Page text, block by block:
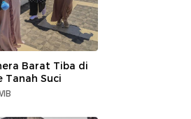
Barat Tiba di
Tanah Suci